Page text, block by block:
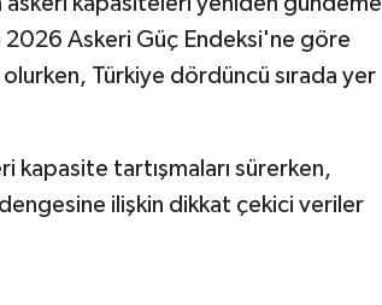
2026 Askeri Güç Endeksi'ne göre
Türkiye dördüncü sırada yer
kapasite tartışmaları sürerken,
ilişkin dikkat çekici veriler